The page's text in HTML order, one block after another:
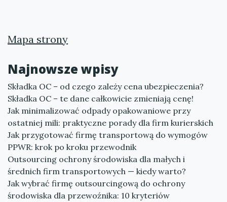
Mapa strony
Najnowsze wpisy
Składka OC – od czego zależy cena ubezpieczenia?
Składka OC – te dane całkowicie zmieniają cenę!
Jak minimalizować odpady opakowaniowe przy
ostatniej mili: praktyczne porady dla firm kurierskich
Jak przygotować firmę transportową do wymogów
PPWR: krok po kroku przewodnik
Outsourcing ochrony środowiska dla małych i
średnich firm transportowych — kiedy warto?
Jak wybrać firmę outsourcingową do ochrony
środowiska dla przewoźnika: 10 kryteriów